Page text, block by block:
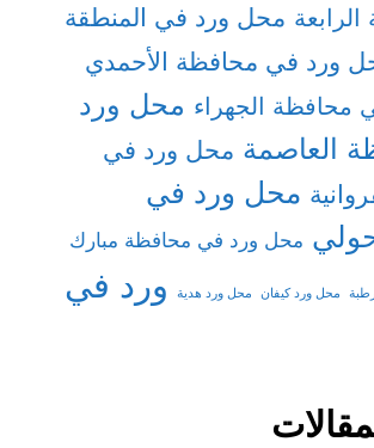
محل ورد في المنطقة
ورد في محافظة الأحمدي
محافظة الجهراء محل ورد
العاصمة محل ورد في
محل ورد في
محل ورد في محافظة مبارك
محل ورد كيفان محل ورد هدية
ورد في